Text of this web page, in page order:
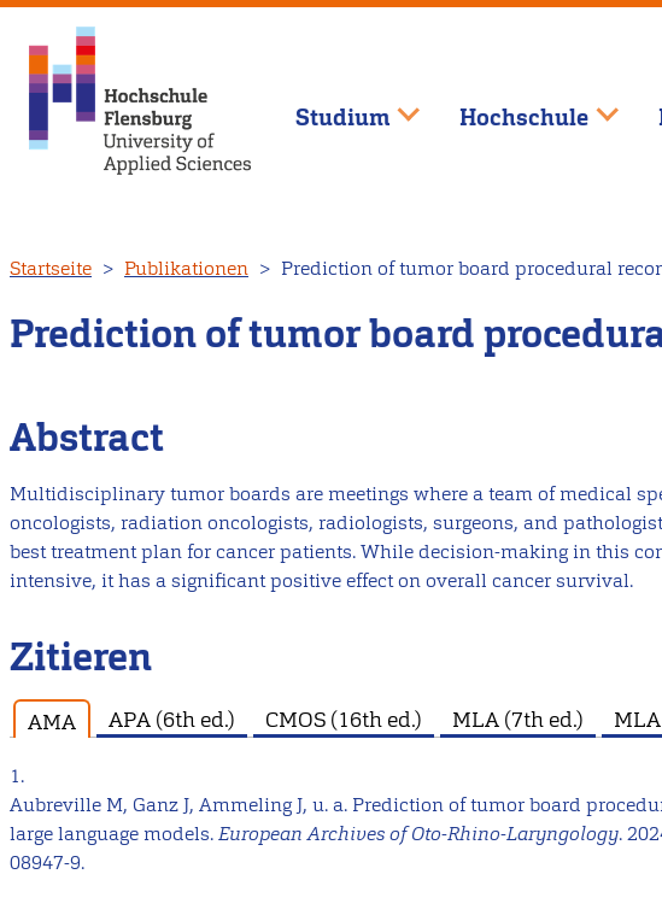
zum
Inhalt
Studium Hochschule
Startseite Publikationen Prediction of tumor board procedural
Prediction of tumor board
Abstract
Multidisciplinary tumor boards are meetings where a team of medical
oncologists, radiation oncologists, radiologists, surgeons, and
best treatment plan for cancer patients. While decision-making in this
intensive, it has a significant positive effect on overall cancer survival.
Zitieren
AMA APA (6th ed.) CMOS (16th ed.) MLA (7th ed.)
1.
Aubreville M, Ganz J, Ammeling J, u. a. Prediction of tumor board
large language models.European Archives of Oto-Rhino-Laryngology.
08947-9.